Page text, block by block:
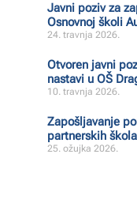
Javni poziv za
Osnovnoj školi
24. travnja 2026.
Otvoren javni
nastavi u OŠ
10. travnja 2026.
Zapošljavanje
partnerskih
25. ožujka 2026.